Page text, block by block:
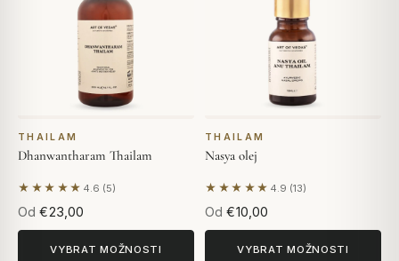
THAILAM
Dhanwantharam Thailam
★★★★★ 4.6 (5)
Na základě 5 hodnocení
Od €23,00
VYBRAT MOŽNOSTI
THAILAM
Nasya olej
★★★★★ 4.9 (13)
Na základě 13 hodnocení
Od €10,00
VYBRAT MOŽNOSTI